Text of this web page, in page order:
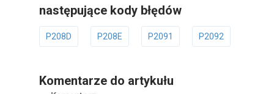
następujące kody błędów
P208D P208E P2091 P2092
Komentarze do artykułu